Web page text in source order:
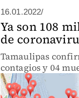
16.01.2022/
Ya son 108
de
Tamaulipas
contagios y 04